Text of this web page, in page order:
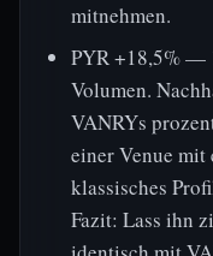
mitnehmen.
PYR +18,5% —
Volumen.
VANRYs
einer Venue
klassisches
Fazit: Lass ihn